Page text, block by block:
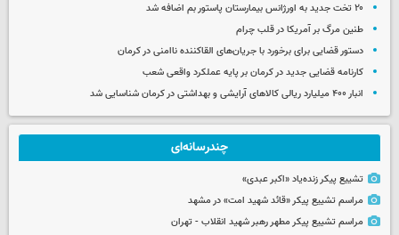
۲۰ تخت جدید به اورژانس بیمارستان پاستور بم اضافه شد
طنین مرگ بر آمریکا در قلب چرام
دستور قضایی برای برخورد با جریان‌های القاکننده ناامنی در کرمان
کارنامه قضایی جدید در کرمان بر پایه عملکرد واقعی شعب
انبار ۴۰۰ میلیارد ریالی کالاهای آرایشی و بهداشتی در کرمان شناسایی شد
چندرسانه‌ای
تشییع پیکر زنده‌یاد «اکبر عبدی»
مراسم تشییع پیکر «قائد شهید امت» در مشهد
مراسم تشییع پیکر مطهر رهبر شهید انقلاب - تهران